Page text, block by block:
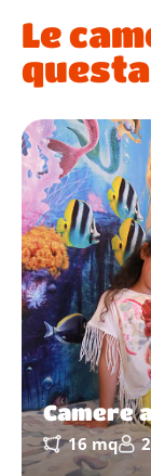
Le
Camere
16 mq